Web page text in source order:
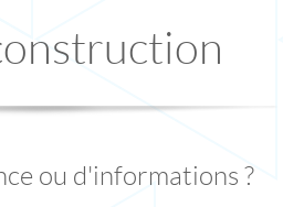
ou d'informations ?